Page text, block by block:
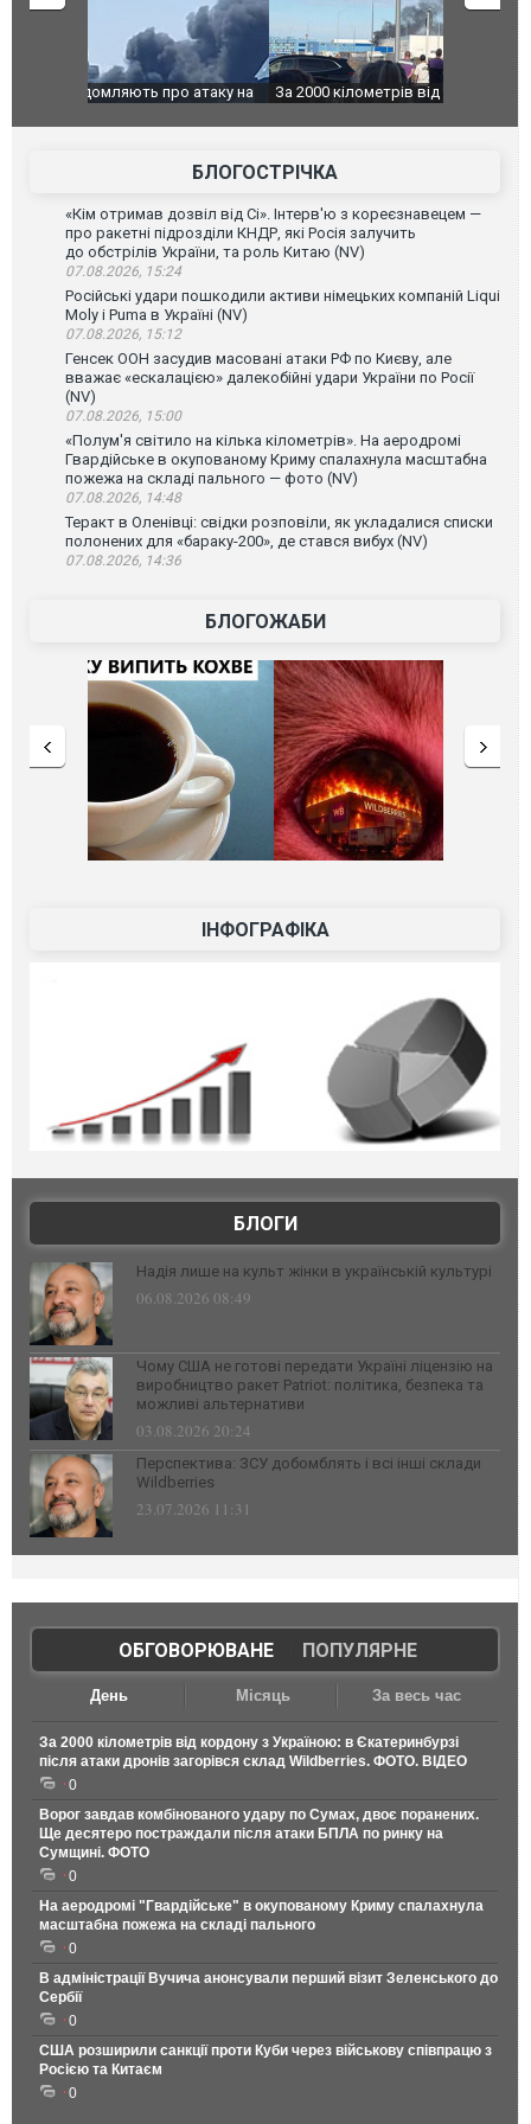
За 2000 кілометрів від кордону з Україною: в
склад Wildberries. ФОТО. ВІДЕО
В
БЛОГОСТРІЧКА
«Кім отримав дозвіл від Сі». Інтерв'ю з кореєзнавецем —
про ракетні підрозділи КНДР, які Росія залучить
до обстрілів України, та роль Китаю (NV)
07.08.2026, 15:24
Російські удари пошкодили активи німецьких компаній Liqui
Moly і Puma в Україні (NV)
07.08.2026, 15:12
Генсек ООН засудив масовані атаки РФ по Києву, але
вважає «ескалацією» далекобійні удари України по Росії
(NV)
07.08.2026, 15:00
«Полум'я світило на кілька кілометрів». На аеродромі
Гвардійське в окупованому Криму спалахнула масштабна
пожежа на складі пального — фото (NV)
07.08.2026, 14:48
Теракт в Оленівці: свідки розповіли, як укладалися списки
полонених для «бараку-200», де стався вибух (NV)
07.08.2026, 14:36
БЛОГОЖАБИ
ІНФОГРАФІКА
БЛОГИ
Надія лише на культ жінки в українській культурі
06.08.2026 08:49
Чому США не готові передати Україні ліцензію на
виробництво ракет Patriot: політика, безпека та
можливі альтернативи
03.08.2026 20:24
Перспектива: ЗСУ добомблять і всі інші склади
Wildberries
23.07.2026 11:31
ОБГОВОРЮВАНЕ| ПОПУЛЯРНЕ
День Місяць За весь час
За 2000 кілометрів від кордону з Україною: в Єкатеринбурзі
після атаки дронів загорівся склад Wildberries. ФОТО. ВІДЕО
0
Ворог завдав комбінованого удару по Сумах, двоє поранених.
Ще десятеро постраждали після атаки БПЛА по ринку на
Сумщині. ФОТО
0
На аеродромі "Гвардійське" в окупованому Криму спалахнула
масштабна пожежа на складі пального
0
В адміністрації Вучича анонсували перший візит Зеленського до
Сербії
0
США розширили санкції проти Куби через військову співпрацю з
Росією та Китаєм
0